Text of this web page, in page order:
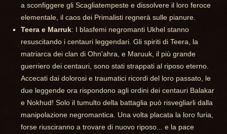
a sconfiggere gli Scagliatempeste e dissolvere il loro feroce
elementale, il caos dei Primalisti regnerà sulle pianure.
Teera e Marruk: I blasfemi negromanti Ukhel stanno
resuscitando i centauri leggendari. Gli spiriti di Teera, la
matriarca dei clan di Ohn'ahra, e Maruuk, il più grande
guerriero dei centauri, sono stati strappati al riposo eterno.
Accecati dai dolorosi e traumatici ricordi del loro passato, le
due leggende ora rispondono agli ordini dei centauri Balakar
e Nokhud! Solo il tumulto della battaglia può risvegliarli dalla
manipolazione negromantica. Una volta placata la loro furia,
forse riusciranno a trovare di nuovo riposo... e la pace